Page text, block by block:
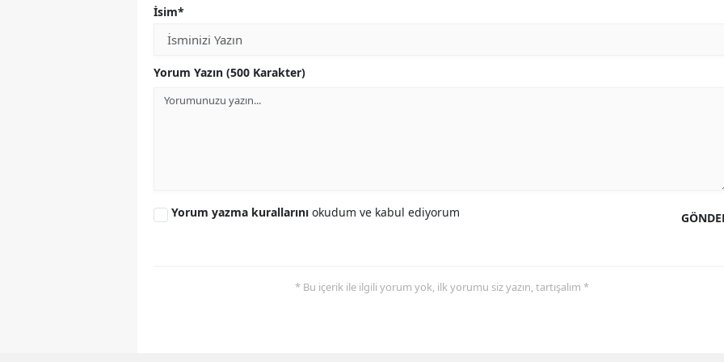
İsim*
Yorum Yazın (500 Karakter)
Yorum yazma kurallarını okudum ve kabul ediyorum
* Bu içerik ile ilgili yorum yok, ilk yorumu siz yazın, tartışalım *